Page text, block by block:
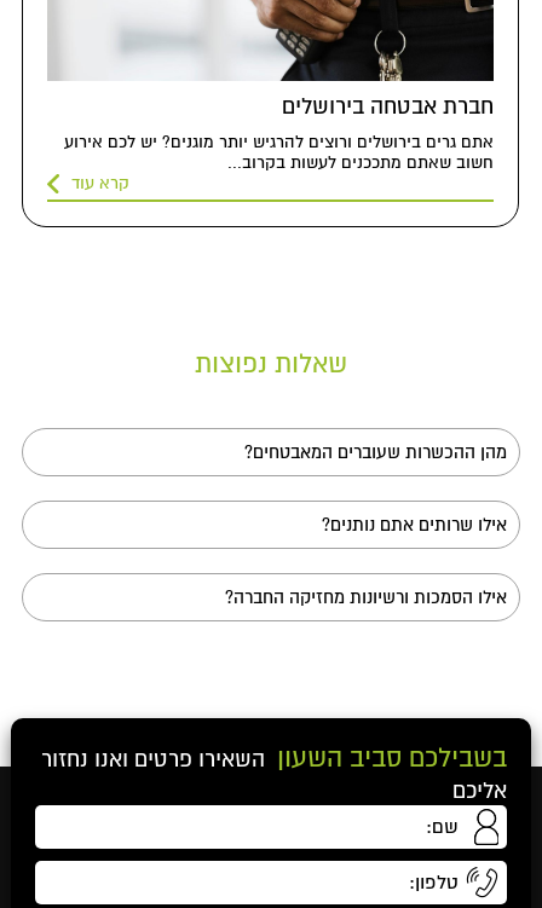
חברת אבטחה בירושלים
אתם גרים בירושלים ורוצים להרגיש יותר מוגנים? יש לכם אירוע
חשוב שאתם מתככנים לעשות בקרוב...
קרא עוד
שאלות נפוצות
מהן ההכשרות שעוברים המאבטחים?
מורכבים יותר גם יוצאי קורס לוט"ר ויוצאי יחידת אבטחת
האישים של השב"כ. בנוסף לכל אנו מקפידים כי הצוות שלנו
יעבור מדי שנה מספר השתלמויות וקורסי ריענון בסטנדרט
במדינת ישראל.
אילו שרותים אתם נותנים?
מקומות כמו בתי ספר, גנים, אולמות אירועים, מפעלים
וישובים, ועד שירותי אבטחת אישים ברמה הגבוהה ביותר.
אילו הסמכות ורשיונות מחזיקה החברה?
בשבילכם סביב השעון השאירו פרטים ואנו נחזור
אליכם